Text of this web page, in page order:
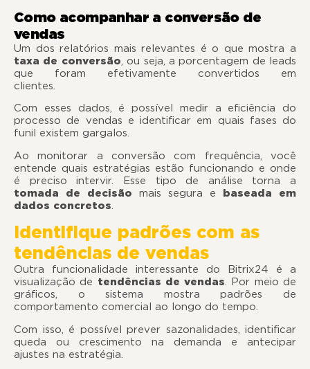
Como acompanhar a conversão de
vendas
Um dos relatórios mais relevantes é o que mostra a
taxa de conversão, ou seja, a porcentagem de leads
que foram efetivamente convertidos em
Com esses dados, é possível medir a eficiência do
processo de vendas e identificar em quais fases do
funil existem gargalos.
Ao monitorar a conversão com frequência, você
entende quais estratégias estão funcionando e onde
é preciso intervir. Esse tipo de análise torna a
tomada de decisão mais segura e baseada em
dados concretos.
Identifique padrões com as
tendências de vendas
Outra funcionalidade interessante do Bitrix24 é a
visualização de tendências de vendas. Por meio de
gráficos, o sistema mostra padrões de
comportamento comercial ao longo do tempo.
Com isso, é possível prever sazonalidades, identificar
queda ou crescimento na demanda e antecipar
ajustes na estratégia.